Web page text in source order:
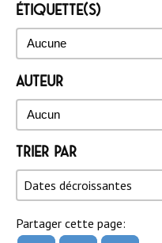
Étiquette(s)
Étiquette(s)
Étiquette(s)
Auteur
Auteur
Auteur
Trier par
Trier par
Trier par
Dates décroissantes
Trier par
Partager cette page: